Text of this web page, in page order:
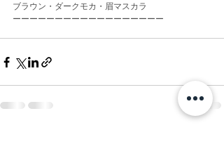
ブラウン・ダークモカ・眉マスカラ
ーーーーーーーーーーーーーーーーーー